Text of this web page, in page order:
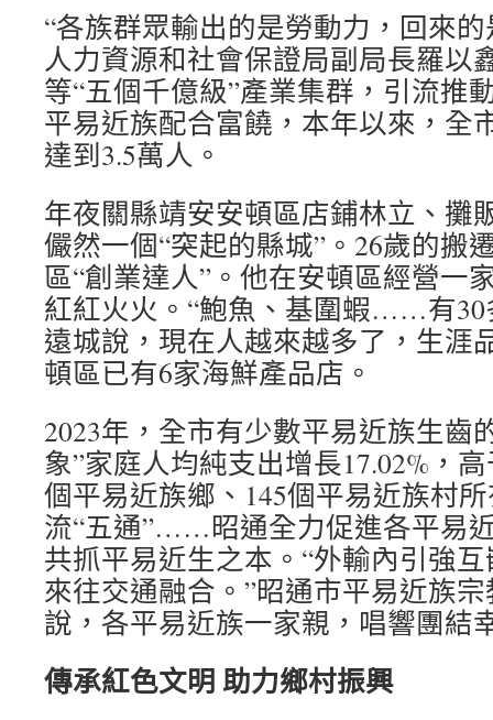
“各族群眾輸出的是勞動力，回來
人力資源和社會保證局副局長羅以
等“五個千億級”產業集群，引流推
平易近族配合富饒，本年以來，全
達到3.5萬人。
年夜關縣靖安安頓區店鋪林立、攤
儼然一個“突起的縣城”。26歲的搬
區“創業達人”。他在安頓區經營一
紅紅火火。“鮑魚、基圍蝦……有30
遠城說，現在人越來越多了，生涯
頓區已有6家海鮮產品店。
2023年，全市有少數平易近族生齒
象”家庭人均純支出增長17.02%，
個平易近族鄉、145個平易近族村
流“五通”……昭通全力促進各平易
共抓平易近生之本。“外輸內引強
來往交通融合。”昭通市平易近族
說，各平易近族一家親，唱響團結
傳承紅色文明 助力鄉村振興